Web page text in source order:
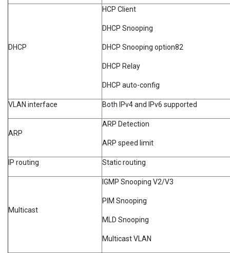
DHCP
HCP Client
DHCP Snooping
DHCP Snooping option82
DHCP Relay
DHCP auto-config
VLAN interface Both IPv4 and IPv6 supported
ARP
ARP Detection
ARP speed limit
IP routing Static routing
Multicast
IGMP Snooping V2/V3
PIM Snooping
MLD Snooping
Multicast VLAN